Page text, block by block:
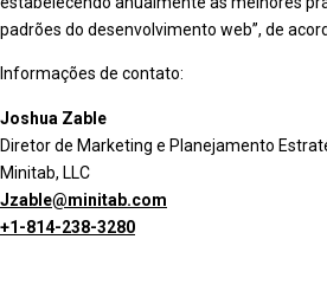
padrões do desenvolvimento web”, de
Informações de contato:
Joshua Zable
Diretor de Marketing e Planejamento
Minitab, LLC
Jzable@minitab.com
+1-814-238-3280